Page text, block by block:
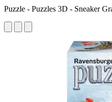
Puzzle - Puzzles 3D - Sneaker